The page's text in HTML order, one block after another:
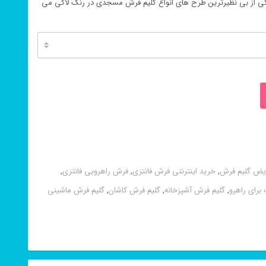
از بی نظیرترین طرح های انواع گلیم فرش مسجدی در رنگ لاکی می
گلیم فرش,خرید اینترنتی فرش فانتزی,فرش راهرویی فانتزی,
راهرو,گلیم فرش آشپزخانه,گلیم فرش کاشان,گلیم فرش ماشینی